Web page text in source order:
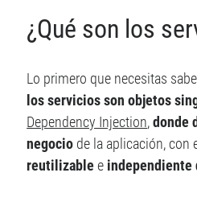
Sin categoría
Recent posts
Cómo destacar en tu próxima
¿Qué es Scully y por qué (quizás) no
¿Qué son los
Lo primero que necesitas
los servicios son objetos
Dependency Injection,donde
negocio de la aplicación, con
reutilizable e independiente